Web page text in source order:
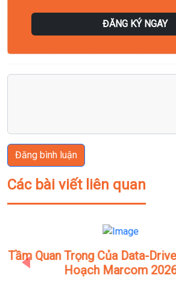
ĐĂNG KÝ NGAY
Đăng bình luận
Các bài viết liên quan
Tổng Hợp Các Thuật Ngữ
Engineering Phổ Biến
Previous